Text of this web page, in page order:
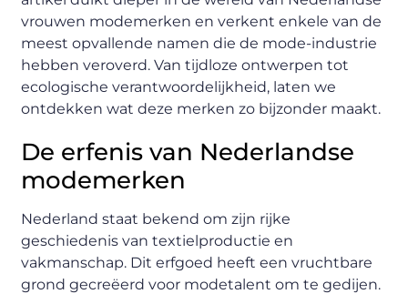
vrouwen modemerken en verkent enkele van de
meest opvallende namen die de mode-industrie
hebben veroverd. Van tijdloze ontwerpen tot
ecologische verantwoordelijkheid, laten we
ontdekken wat deze merken zo bijzonder maakt.
De erfenis van Nederlandse
modemerken
Nederland staat bekend om zijn rijke
geschiedenis van textielproductie en
vakmanschap. Dit erfgoed heeft een vruchtbare
grond gecreëerd voor modetalent om te gedijen.